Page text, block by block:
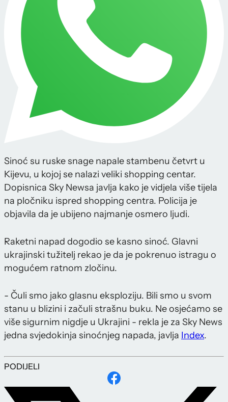
Sinoć su ruske snage napale stambenu četvrt u
Kijevu, u kojoj se nalazi veliki shopping centar.
Dopisnica Sky Newsa javlja kako je vidjela više tijela
na pločniku ispred shopping centra. Policija je
objavila da je ubijeno najmanje osmero ljudi.
Raketni napad dogodio se kasno sinoć. Glavni
ukrajinski tužitelj rekao je da je pokrenuo istragu o
mogućem ratnom zločinu.
- Čuli smo jako glasnu eksploziju. Bili smo u svom
stanu u blizini i začuli strašnu buku. Ne osjećamo se
više sigurnim nigdje u Ukrajini - rekla je za Sky News
jedna svjedokinja sinoćnjeg napada, javlja Index.
PODIJELI